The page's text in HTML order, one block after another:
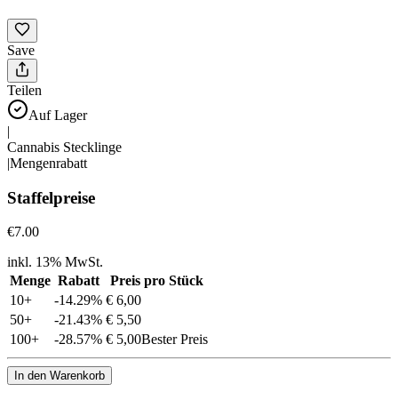
Save
Teilen
Auf Lager
|
Cannabis Stecklinge
|Mengenrabatt
Staffelpreise
€7.00
inkl. 13% MwSt.
Menge Rabatt
Preis pro Stück
10+ -14.29% € 6,00
50+ -21.43% € 5,50
100+ -28.57% € 5,00Bester Preis
In den Warenkorb